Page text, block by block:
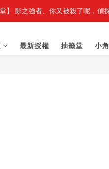
最新開賣
堂】 影之強者、你又被殺了呢，
最新授權 抽籤堂 小